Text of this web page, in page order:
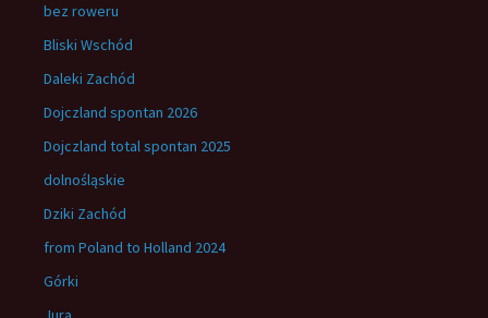
bez roweru
Bliski Wschód
Daleki Zachód
Dojczland spontan 2026
Dojczland total spontan 2025
dolnośląskie
Dziki Zachód
from Poland to Holland 2024
Górki